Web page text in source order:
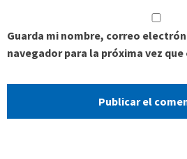
Guarda mi nombre, correo
navegador para la próxima vez